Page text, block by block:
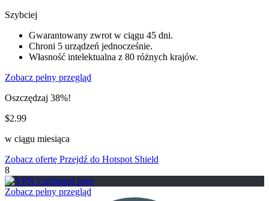
Szybciej
Gwarantowany zwrot w ciągu 45 dni.
Chroni 5 urządzeń jednocześnie.
Własność intelektualna z 80 różnych krajów.
Zobacz pełny przegląd
Oszczędzaj 38%!
$2.99
w ciągu miesiąca
Zobacz ofertę Przejdź do Hotspot Shield
8
Zobacz pełny przegląd